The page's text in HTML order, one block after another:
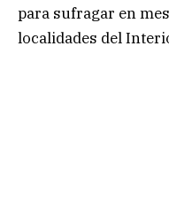
para sufragar en
localidades del